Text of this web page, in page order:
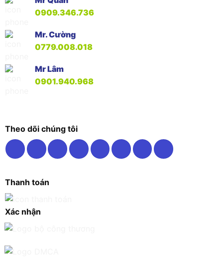
0909.346.736
Mr. Cường
0779.008.018
Mr Lâm
0901.940.968
Theo dõi chúng tôi
Thanh toán
Xác nhận